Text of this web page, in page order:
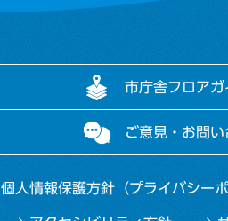
市庁舎フロアガ
ご意見・お問い
個人情報保護方針（プライバシーポ